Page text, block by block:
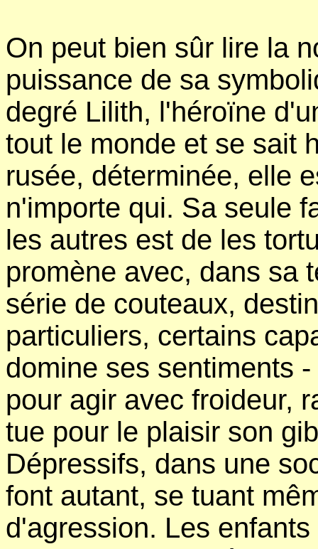
On peut bien sûr lire la
puissance de sa
degré Lilith, l'héroïne
tout le monde et se sait
rusée, déterminée, elle
n'importe qui. Sa seule
les autres est de les
promène avec, dans sa
série de couteaux,
particuliers, certains
domine ses sentiments
pour agir avec froideur,
tue pour le plaisir son
Dépressifs, dans une
font autant, se tuant
d'agression. Les